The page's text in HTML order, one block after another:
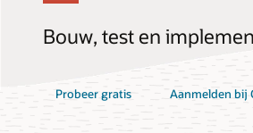
Bouw, test en
Probeer gratis Aanmelden bij